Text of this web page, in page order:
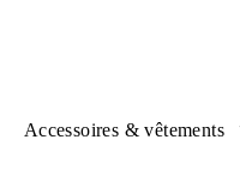
Accessoires & vêtements